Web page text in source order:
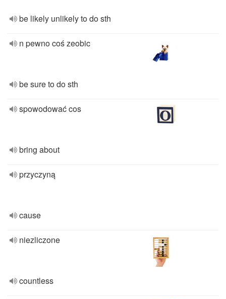
be likely unlikely to do sth
n pewno coś zeobic
be sure to do sth
spowodować cos
bring about
przyczyną
cause
niezliczone
countless